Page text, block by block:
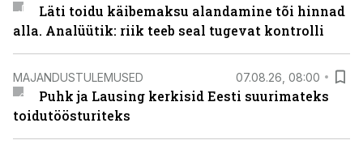
Läti toidu käibemaksu alandamine tõi hinnad
alla. Analüütik: riik teeb seal tugevat kontrolli
MAJANDUSTULEMUSED 07.08.26, 08:00
Puhk ja Lausing kerkisid Eesti suurimateks
toidutöösturiteks